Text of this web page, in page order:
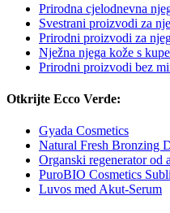
Prirodna cjelodnevna
Svestrani proizvodi za
Prirodni proizvodi za
Nježna njega kože s
Prirodni proizvodi bez
Otkrijte Ecco Verde:
Gyada Cosmetics
Natural Fresh Bronzing
Organski regenerator od
PuroBIO Cosmetics
Luvos med Akut-Serum